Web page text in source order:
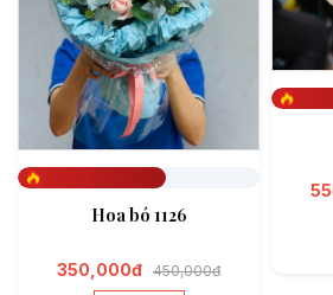
Hoa bó 1126
350,000đ 450,000đ